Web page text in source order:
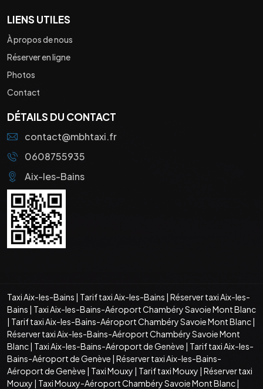
LIENS UTILES
À propos de nous
Réserver en ligne
Photos
Contact
DÉTAILS DU CONTACT
contact@mbhtaxi.fr
0608755935
Aix-les-Bains
Taxi Aix-les-Bains | Tarif taxi Aix-les-Bains | Réserver taxi Aix-les-
Bains | Taxi Aix-les-Bains-Aéroport Chambéry Savoie Mont Blanc
| Tarif taxi Aix-les-Bains-Aéroport Chambéry Savoie Mont Blanc|
Réserver taxi Aix-les-Bains-Aéroport Chambéry Savoie Mont
Blanc| Taxi Aix-les-Bains-Aéroport de Genève | Tarif taxi Aix-les-
Bains-Aéroport de Genève | Réserver taxi Aix-les-Bains-
Aéroport de Genève | Taxi Mouxy | Tarif taxi Mouxy | Réserver taxi
Mouxy | Taxi Mouxy-Aéroport Chambéry Savoie Mont Blanc|